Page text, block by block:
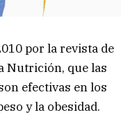
por la revista de
Nutrición, que las
efectivas en los
y la obesidad.